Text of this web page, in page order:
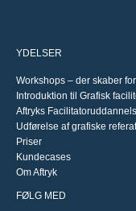
YDELSER
Workshops – der skaber
Introduktion til Grafisk
Aftryks
Udførelse af grafiske
Priser
Kundecases
Om Aftryk
FØLG MED